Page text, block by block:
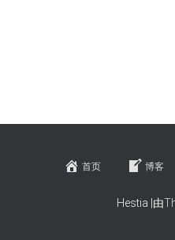
首页 博客
Hestia |由